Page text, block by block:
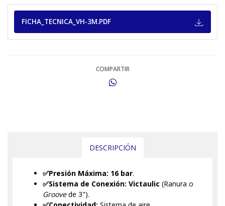
FICHA_TECNICA_VH-3M.PDF
COMPARTIR
DESCRIPCIÓN
✅Presión Máxima: 16 bar.
✅Sistema de Conexión: Victaulic (Ranura o
Groovede 3").